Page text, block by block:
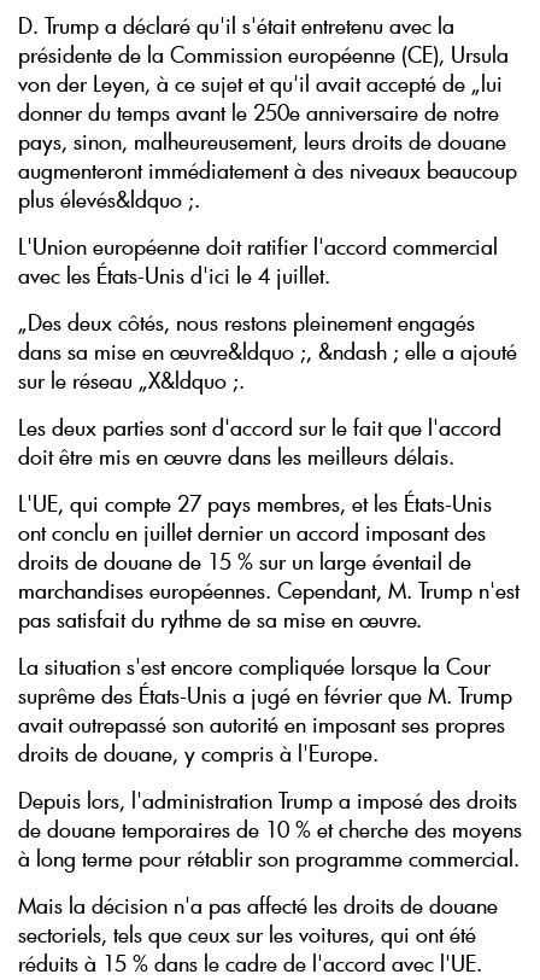
D. Trump a déclaré qu'il s'était entretenu avec la
présidente de la Commission européenne (CE), Ursula
von der Leyen, à ce sujet et qu'il avait accepté de „lui
donner du temps avant le 250e anniversaire de notre
pays, sinon, malheureusement, leurs droits de douane
augmenteront immédiatement à des niveaux beaucoup
plus élevés&ldquo ;.
L'Union européenne doit ratifier l'accord commercial
avec les États-Unis d'ici le 4 juillet.
„Des deux côtés, nous restons pleinement engagés
dans sa mise en œuvre&ldquo ;, &ndash ; elle a ajouté
sur le réseau „X&ldquo ;.
Les deux parties sont d'accord sur le fait que l'accord
doit être mis en œuvre dans les meilleurs délais.
L'UE, qui compte 27 pays membres, et les États-Unis
ont conclu en juillet dernier un accord imposant des
droits de douane de 15 % sur un large éventail de
marchandises européennes. Cependant, M. Trump n'est
pas satisfait du rythme de sa mise en œuvre.
La situation s'est encore compliquée lorsque la Cour
suprême des États-Unis a jugé en février que M. Trump
avait outrepassé son autorité en imposant ses propres
droits de douane, y compris à l'Europe.
Depuis lors, l'administration Trump a imposé des droits
de douane temporaires de 10 % et cherche des moyens
à long terme pour rétablir son programme commercial.
Mais la décision n'a pas affecté les droits de douane
sectoriels, tels que ceux sur les voitures, qui ont été
réduits à 15 % dans le cadre de l'accord avec l'UE.